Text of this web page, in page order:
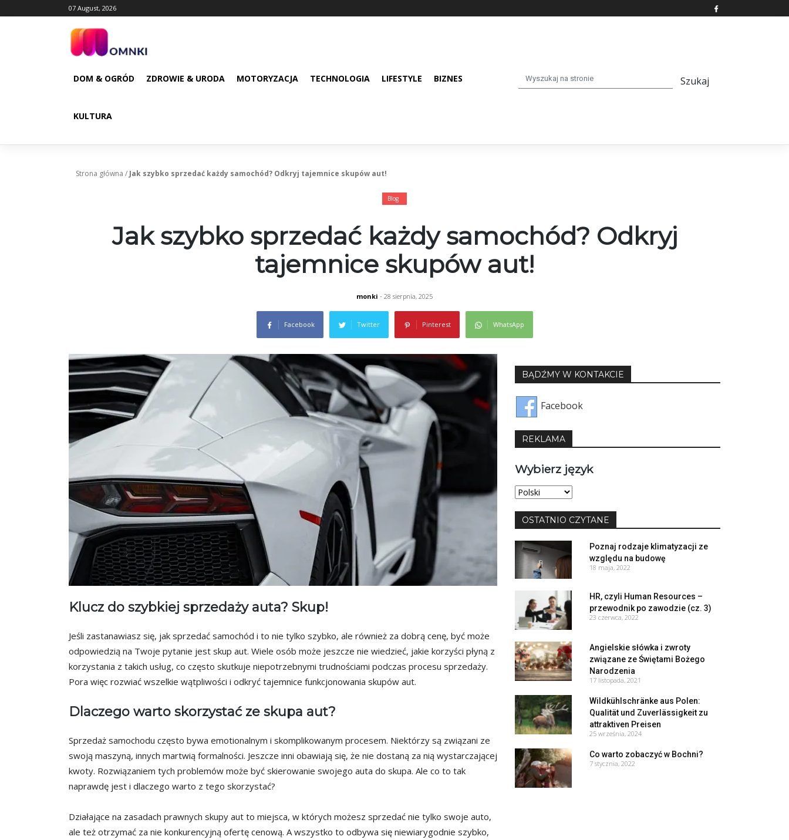
to
07 August, 2026
DOM & OGRÓD ZDROWIE & URODA MOTORYZACJA TECHNOLOGIA LIFESTYLE BIZNES
KULTURA
Strona główna / Jak szybko sprzedać każdy samochód? Odkryj tajemnice skupów aut!
Blog
Jak szybko sprzedać każdy samochód? Odkryj
tajemnice skupów aut!
monki - 28 sierpnia, 2025
Facebook Twitter Pinterest WhatsApp
Klucz do szybkiej sprzedaży auta? Skup!
Jeśli zastanawiasz się, jak sprzedać samochód i to nie tylko szybko, ale również za dobrą cenę, być może
odpowiedzią na Twoje pytanie jest skup aut. Wiele osób może jeszcze nie wiedzieć, jakie korzyści płyną z
korzystania z takich usług, co często skutkuje niepotrzebnymi trudnościami podczas procesu sprzedaży.
Pora więc rozwiać wszelkie wątpliwości i odkryć tajemnice funkcjonowania skupów aut.
Dlaczego warto skorzystać ze skupa aut?
Sprzedaż samochodu często bywa emotionalnym i skomplikowanym procesem. Niektórzy są związani ze
swoją maszyną, innych martwią formalności. Jeszcze inni obawiają się, że nie dostaną za nią wystarczającej
kwoty. Rozwiązaniem tych problemów może być skierowanie swojego auta do skupa. Ale co to tak
naprawdę jest i dlaczego warto z tego skorzystać?
Działające na zasadach prawnych skupy aut to miejsca, w których możesz sprzedać nie tylko swoje auto,
ale też otrzymać za nie konkurencyjną ofertę cenową. A wszystko to odbywa się niewiarygodnie szybko,
BĄDŹMY W KONTAKCIE
Facebook
REKLAMA
Wybierz język
Wybierz
OSTATNIO CZYTANE
Poznaj rodzaje klimatyzacji ze
względu na budowę
18 maja, 2022
HR, czyli Human Resources –
przewodnik po zawodzie (cz. 3)
23 czerwca, 2022
Angielskie słówka i zwroty
związane ze Świętami Bożego
Narodzenia
17 listopada, 2021
Wildkühlschränke aus Polen:
Qualität und Zuverlässigkeit zu
attraktiven Preisen
25 września, 2024
Co warto zobaczyć w Bochni?
7 stycznia, 2022